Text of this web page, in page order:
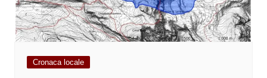
Cronaca locale